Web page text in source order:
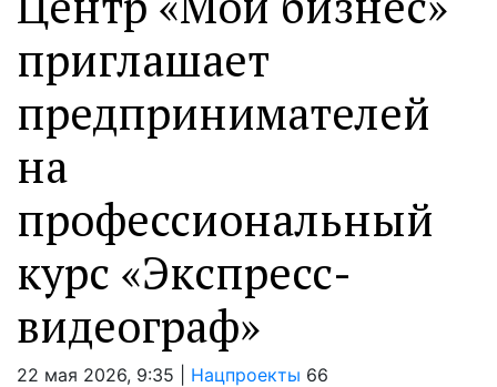
приглашает
предпринимателей
на
профессиональный
курс «Экспресс-
видеограф»
22 мая 2026, 9:35 | Нацпроекты 66